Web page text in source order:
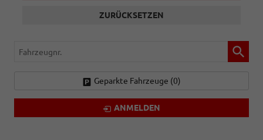
ZURÜCKSETZEN
Fahrzeugnr.
Geparkte Fahrzeuge (0)
ANMELDEN